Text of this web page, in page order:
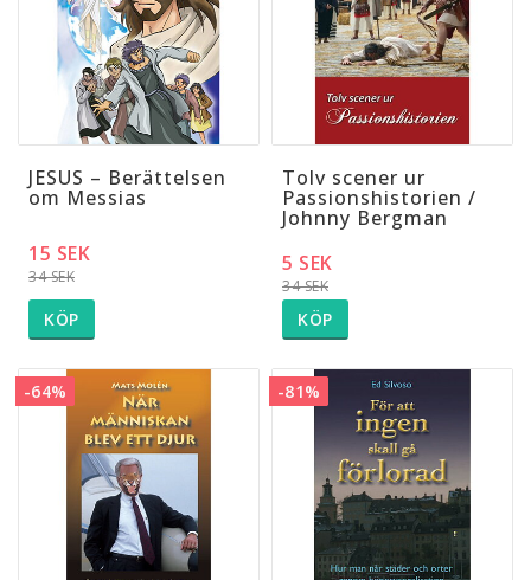
JESUS – Berättelsen
om Messias
34 SEK
15 SEK
KÖP
Tolv scener ur
Passionshistorien /
Johnny Bergman
34 SEK
5 SEK
KÖP
-64% -81%